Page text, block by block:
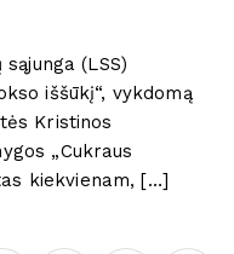
(LSS)
iššūkį“, vykdomą
Kristinos
„Cukraus
kiekvienam, […]